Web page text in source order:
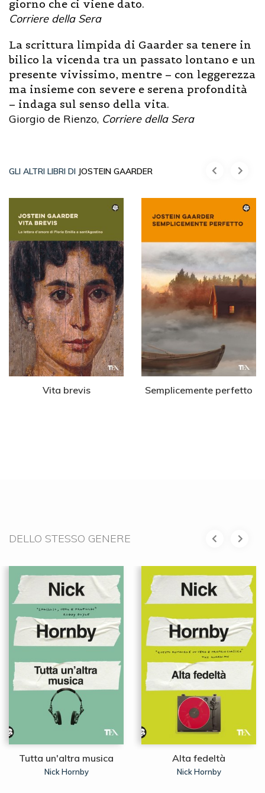
giorno che ci viene dato.
Corriere della Sera
La scrittura limpida di Gaarder sa tenere in
bilico la vicenda tra un passato lontano e un
presente vivissimo, mentre – con leggerezza
ma insieme con severe e serena profondità
– indaga sul senso della vita.
Giorgio de Rienzo, Corriere della Sera
GLI ALTRI LIBRI DI JOSTEIN GAARDER
Vita brevis Semplicemente perfetto
DELLO STESSO GENERE
Tutta un'altra musica
Nick Hornby
Alta fedeltà
Nick Hornby